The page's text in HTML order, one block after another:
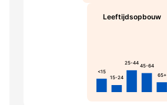
Leeftijdsopbouw
<15
15-24
25-44 45-64
65+